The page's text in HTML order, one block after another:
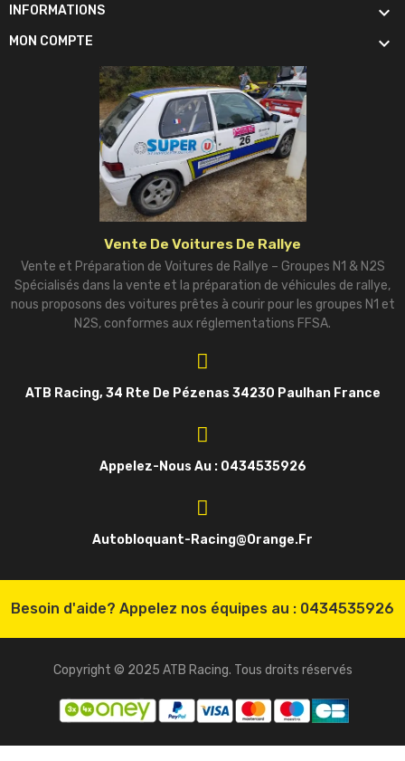
INFORMATIONS 
MON COMPTE 
Vente De Voitures De Rallye
Vente et Préparation de Voitures de Rallye – Groupes N1 & N2S
Spécialisés dans la vente et la préparation de véhicules de rallye,
nous proposons des voitures prêtes à courir pour les groupes N1 et
N2S, conformes aux réglementations FFSA.
ATB Racing, 34 Rte De Pézenas 34230 Paulhan France
Appelez-Nous Au : 0434535926
Autobloquant-Racing@orange.fr
Besoin d'aide? Appelez nos équipes au : 0434535926
Copyright © 2025 ATB Racing. Tous droits réservés